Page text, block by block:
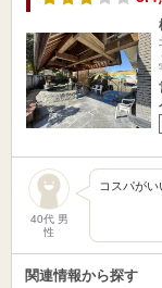
40代 男
性
コスパがい
関連情報から探す